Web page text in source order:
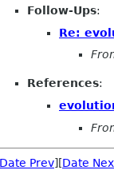
Follow-Ups:
Re:
References:
Date Prev][Date